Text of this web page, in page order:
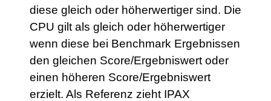
diese gleich oder höherwertiger sind. Die
CPU gilt als gleich oder höherwertiger
wenn diese bei Benchmark Ergebnissen
den gleichen Score/Ergebniswert oder
einen höheren Score/Ergebniswert
erzielt. Als Referenz zieht IPAX